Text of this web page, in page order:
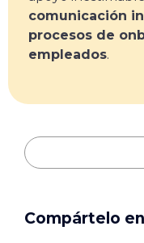
comunicación
procesos de
empleados.
Compártelo en